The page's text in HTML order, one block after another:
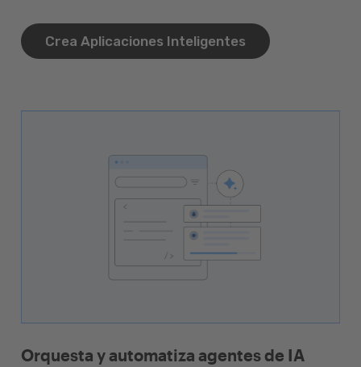
Crea Aplicaciones Inteligentes
Orquesta y automatiza agentes de IA